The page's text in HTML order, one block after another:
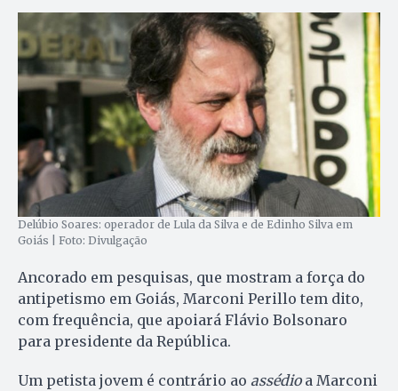
Delúbio Soares: operador de Lula da Silva e de Edinho Silva em
Goiás | Foto: Divulgação
Ancorado em pesquisas, que mostram a força do
antipetismo em Goiás, Marconi Perillo tem dito,
com frequência, que apoiará Flávio Bolsonaro
para presidente da República.
Um petista jovem é contrário ao assédioa Marconi